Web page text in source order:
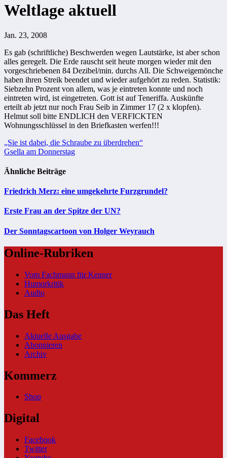
Weltlage aktuell
Jan. 23, 2008
Es gab (schriftliche) Beschwerden wegen Lautstärke, ist aber schon
alles geregelt. Die Erde rauscht seit heute morgen wieder mit den
vorgeschriebenen 84 Dezibel/min. durchs All. Die Schweigemönche
haben ihren Streik beendet und wieder aufgehört zu reden. Statistik:
Siebzehn Prozent von allem, was je eintreten konnte und noch
eintreten wird, ist eingetreten. Gott ist auf Teneriffa. Auskünfte
erteilt ab jetzt nur noch Frau Seib in Zimmer 17 (2 x klopfen).
Helmut soll bitte ENDLICH den VERFICKTEN
Wohnungsschlüssel in den Briefkasten werfen!!!
Beitragsnavigation
„Sie ist dabei, die Schraube zu überdrehen“
Gsella am Donnerstag
Ähnliche Beiträge
Friedrich Merz: eine umgekehrte Furzgrundel?
Erste Frau an der Spitze der UN?
Der Sonntagscartoon von Holger Weyrauch
Online-Rubriken
Vom Fachmann für Kenner
Humorkritik
Audio
Das Heft
Aktuelle Ausgabe
Abonnieren
Archiv
Kommerz
Shop
Digital
Facebook
Twitter